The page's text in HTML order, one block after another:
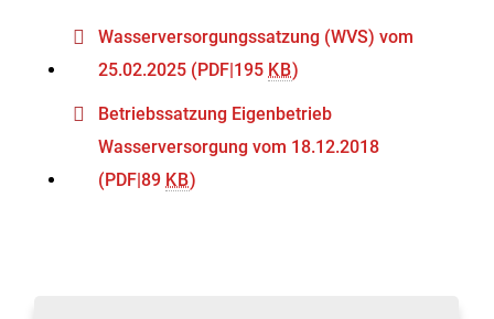
Wasserversorgungssatzung (WVS) vom
25.02.2025 (PDF|195 KB)
Betriebssatzung Eigenbetrieb
Wasserversorgung vom 18.12.2018
(PDF|89 KB)